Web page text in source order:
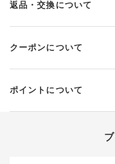
PayPay
楽天ペイ
現金での振り込み（後払
※商品や条件により、一部
す。
返品・交換について
ブラジャー・靴・スポー
い」をご利用ください。
象外です。
上述の返送料着払い対象
返送料は、お客様のご負
クーポンについて
クーポン利用方法について
クーポン利用欄の『クー
お支払い画面からでも
ポイントについて
ご利用いただく場合に